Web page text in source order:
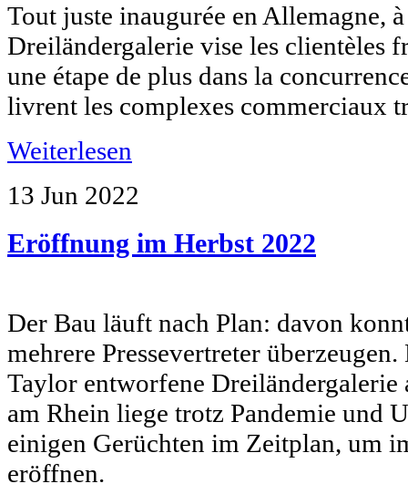
Tout juste inaugurée en Allemagne,
Dreiländergalerie vise les clientèles
une étape de plus dans la
livrent les complexes commerciaux
Weiterlesen
13 Jun 2022
Eröffnung im Herbst 2022
Der Bau läuft nach Plan: davon
mehrere Pressevertreter
Taylor entworfene
am Rhein liege trotz Pandemie und
einigen Gerüchten im Zeitplan, um
eröffnen.